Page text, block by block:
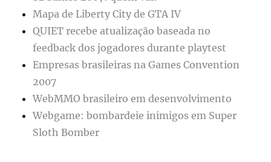
Mapa de Liberty City de GTA IV
QUIET recebe atualização baseada no
feedback dos jogadores durante playtest
Empresas brasileiras na Games Convention
2007
WebMMO brasileiro em desenvolvimento
Webgame: bombardeie inimigos em Super
Sloth Bomber